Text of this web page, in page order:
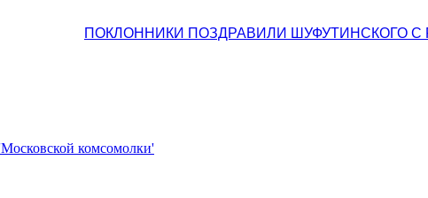
ПОКЛОННИКИ ПОЗДРАВИЛИ ШУФУТИНСКОГО